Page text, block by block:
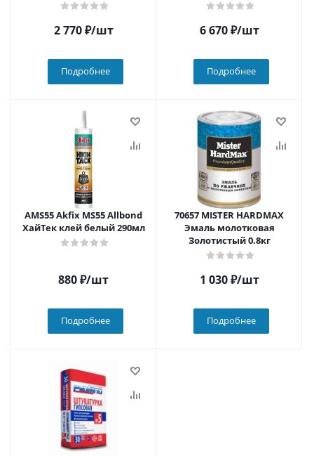
2 770₽/шт
Подробнее
6 670₽/шт
Подробнее
AMS55 Akfix MS55 Allbond
ХайТек клей белый 290мл
880₽/шт
Подробнее
70657 MISTER HARDMAX
Эмаль молотковая
Золотистый 0.8кг
1 030₽/шт
Подробнее